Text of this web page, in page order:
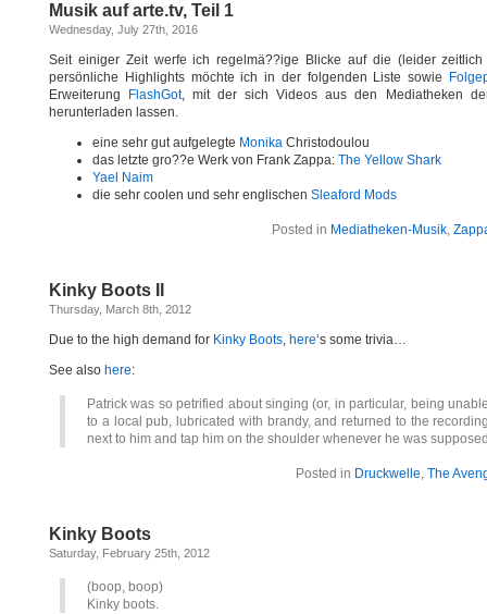
Musik auf arte.tv, Teil 1
Wednesday, July 27th, 2016
Seit einiger Zeit werfe ich regelmä??ige Blicke auf die (leider
persönliche Highlights möchte ich in der folgenden Liste sowie
Erweiterung
FlashGot, mit der sich Videos aus den Mediatheken
herunterladen lassen.
eine sehr gut aufgelegte Monika Christodoulou
das letzte gro??e Werk von Frank Zappa: The Yellow Shark
Yael Naim
die sehr coolen und sehr englischen Sleaford Mods
Posted in Mediatheken-Musik,
Kinky Boots II
Thursday, March 8th, 2012
Due to the high demand for Kinky Boots, here‘s some trivia…
See also here:
Patrick was so petrified about singing (or, in particular, being
to a local pub, lubricated with brandy, and returned to the
next to him and tap him on the shoulder whenever he was
Posted in Druckwelle, The
Kinky Boots
Saturday, February 25th, 2012
(boop, boop)
Kinky boots.